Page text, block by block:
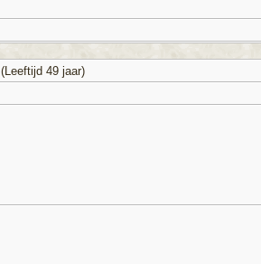
(Leeftijd 49 jaar)